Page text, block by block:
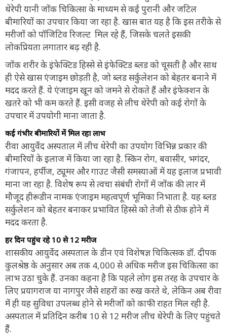
थेरेपी यानी जोंक चिकित्सा के माध्यम से कई पुरानी और जटिल
बीमारियों का उपचार किया जा रहा है. खास बात यह है कि इस तरीके से
मरीजों को पॉजिटिव रिजल्ट मिल रहे हैं, जिसके चलते इसकी
लोकप्रियता लगातार बढ़ रही है.
जोंक शरीर के इंफेक्टिड हिस्से से इंफेक्टिड ब्लड को चूसती है और साथ
ही ऐसे खास एंजाइम छोड़ती है, जो ब्लड सर्कुलेशन को बेहतर बनाने में
मदद करते हैं. ये एंजाइम खून को जमने से रोकते हैं और इंफेक्शन के
खतरे को भी कम करते हैं. इसी वजह से लीच थेरेपी को कई रोगों के
उपचार में उपयोगी माना जाता है.
कई गंभीर बीमारियों में मिल रहा लाभ
रीवा आयुर्वेद अस्पताल में लीच थेरेपी का उपयोग विभिन्न प्रकार की
बीमारियों के इलाज में किया जा रहा है. स्किन रोग, बवासीर, भगंदर,
गंजापन, हर्पीज, ट्यूमर और गाउट जैसी समस्याओं में यह इलाज प्रभावी
माना जा रहा है. विशेष रूप से त्वचा संबंधी रोगों में जोंक की लार में
मौजूद हीरूडीन नामक एंजाइम महत्वपूर्ण भूमिका निभाता है. यह ब्लड
सर्कुलेशन को बेहतर बनाकर प्रभावित हिस्से को तेजी से ठीक होने में
मदद करता है.
हर दिन पहुंच रहे 10 से 12 मरीज
शासकीय आयुर्वेद अस्पताल के डीन एवं विशेषज्ञ चिकित्सक डॉ. दीपक
कुलश्रेष्ठ के अनुसार अब तक 4,000 से अधिक मरीज इस चिकित्सा का
लाभ उठा चुके हैं. उनका कहना है कि पहले लोग इस तरह के उपचार के
लिए प्रयागराज या नागपुर जैसे शहरों का रुख करते थे, लेकिन अब रीवा
में ही यह सुविधा उपलब्ध होने से मरीजों को काफी राहत मिल रही है.
अस्पताल में प्रतिदिन करीब 10 से 12 मरीज लीच थेरेपी के लिए पहुंचते
हैं.